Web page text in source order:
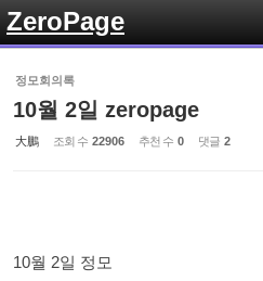
ZeroPage
정모회의록
10월 2일 zeropage
大鵬 조회 수 22906 추천 수 0 댓글 2
10월 2일 정모
Sketchbook5, 스
Sketchbook5, 스케